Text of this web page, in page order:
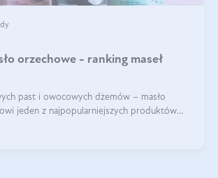
orzechowe - ranking maseł
past i owocowych dżemów – masło
jeden z najpopularniejszych produktów
protein ora